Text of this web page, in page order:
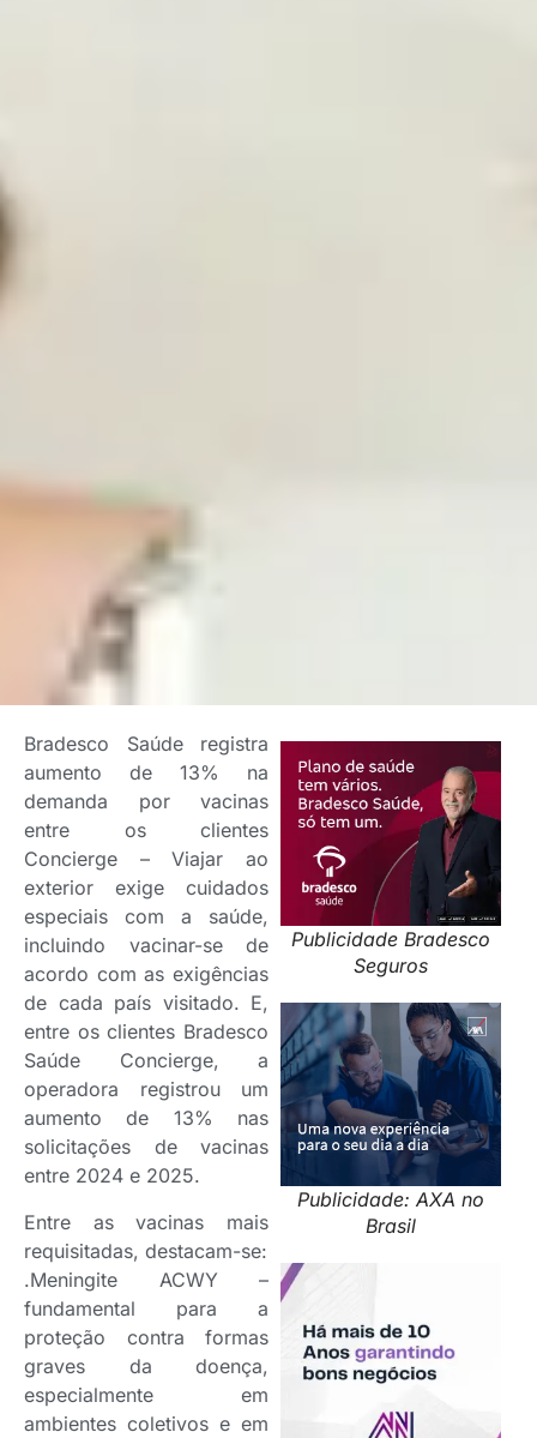
Publicidade Bradesco
Seguros
Publicidade: AXA no
Brasil
Bradesco Saúde registra
aumento de 13% na
demanda por vacinas
entre os clientes
Concierge – Viajar ao
exterior exige cuidados
especiais com a saúde,
incluindo vacinar-se de
acordo com as exigências
de cada país visitado. E,
entre os clientes Bradesco
Saúde Concierge, a
operadora registrou um
aumento de 13% nas
solicitações de vacinas
entre 2024 e 2025.
Entre as vacinas mais
requisitadas, destacam-se:
.Meningite ACWY –
fundamental para a
proteção contra formas
graves da doença,
especialmente em
ambientes coletivos e em